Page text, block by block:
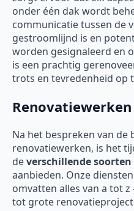
onder één dak wordt
communicatie tussen de
gestroomlijnd is en
worden gesignaleerd en
is een prachtig
trots en tevredenheid op
Na het bespreken van de
renovatiewerken, is het
deverschillende soorten
aanbieden. Onze
omvatten alles van a tot
tot grote